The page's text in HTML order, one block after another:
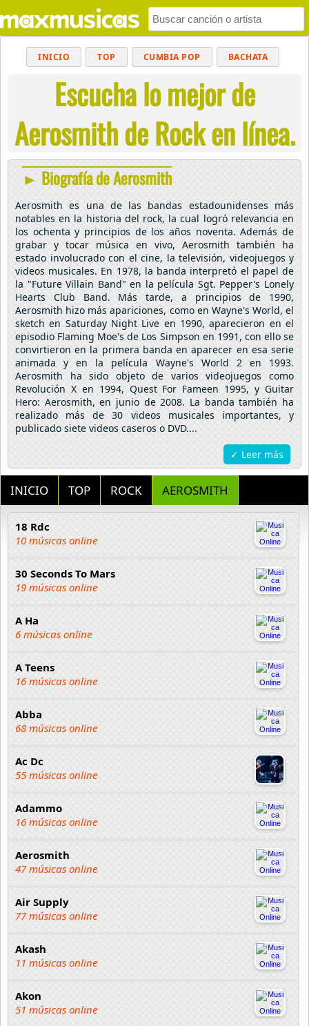
INICIO TOP CUMBIA POP BACHATA
POP MUSICA CRISTIANA REGGAETON
BALADAS ALTERNATIVO ELECTRÓNICA
CUMBIAS
Escucha lo mejor de
Aerosmith de Rock en línea.
► Biografía de Aerosmith
Aerosmith es una de las bandas estadounidenses más
notables en la historia del rock, la cual logró relevancia en
los ochenta y principios de los años noventa. Además de
grabar y tocar música en vivo, Aerosmith también ha
estado involucrado con el cine, la televisión, videojuegos y
videos musicales. En 1978, la banda interpretó el papel de
la "Future Villain Band" en la película Sgt. Pepper's Lonely
Hearts Club Band. Más tarde, a principios de 1990,
Aerosmith hizo más apariciones, como en Wayne's World, el
sketch en Saturday Night Live en 1990, aparecieron en el
episodio Flaming Moe's de Los Simpson en 1991, con ello se
convirtieron en la primera banda en aparecer en esa serie
animada y en la película Wayne's World 2 en 1993.
Aerosmith ha sido objeto de varios videojuegos como
Revolución X en 1994, Quest For Fameen 1995, y Guitar
Hero: Aerosmith, en junio de 2008. La banda también ha
realizado más de 30 videos musicales importantes, y
publicado siete videos caseros o DVD....
✓ Leer más
INICIO TOP ROCK AEROSMITH
18 Rdc
10 músicas online
30 Seconds To Mars
19 músicas online
A Ha
6 músicas online
A Teens
16 músicas online
Abba
68 músicas online
Ac Dc
55 músicas online
Adammo
16 músicas online
Aerosmith
47 músicas online
Air Supply
77 músicas online
Akash
11 músicas online
Akon
51 músicas online